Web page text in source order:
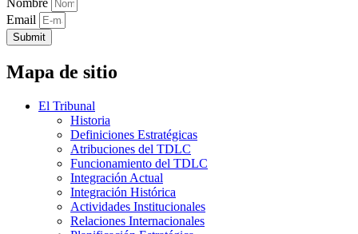
Nombre
Email
Submit
Mapa de sitio
El Tribunal
Historia
Definiciones Estratégicas
Atribuciones del TDLC
Funcionamiento del TDLC
Integración Actual
Integración Histórica
Actividades Institucionales
Relaciones Internacionales